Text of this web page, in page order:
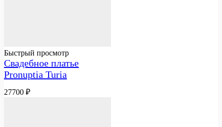
Быстрый просмотр
Свадебное платье
Pronuptia Turia
27700 ₽